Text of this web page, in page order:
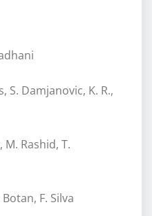
S. Damjanovic, K. R.,
M. Rashid, T.
F. Silva